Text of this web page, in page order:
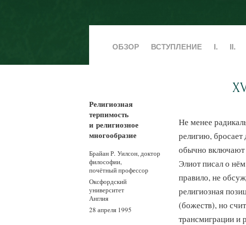
ОБЗОР ВСТУПЛЕНИЕ I. II.
Религиозная
терпимость
и религиозное
многообразие
Брайан Р. Уилсон, доктор
философии,
почётный профессор
Оксфордский
университет
Англия
28 апреля 1995
Не менее
религию, бросает
обычно включают
Элиот писал о
правило, не
религиозная
(божеств), но
трансмиграции и